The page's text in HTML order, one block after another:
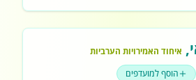
, איחוד האמירויות הערביות
הוסף למועדפים